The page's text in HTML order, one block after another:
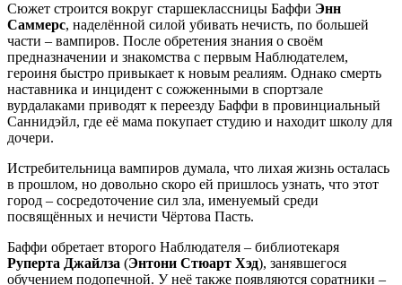
Сюжет строится вокруг старшеклассницы Баффи Энн
Саммерс, наделённой силой убивать нечисть, по большей
части – вампиров. После обретения знания о своём
предназначении и знакомства с первым Наблюдателем,
героиня быстро привыкает к новым реалиям. Однако смерть
наставника и инцидент с сожженными в спортзале
вурдалаками приводят к переезду Баффи в провинциальный
Саннидэйл, где её мама покупает студию и находит школу для
дочери.
Истребительница вампиров думала, что лихая жизнь осталась
в прошлом, но довольно скоро ей пришлось узнать, что этот
город – сосредоточение сил зла, именуемый среди
посвящённых и нечисти Чёртова Пасть.
Баффи обретает второго Наблюдателя – библиотекаря
Руперта Джайлза (Энтони Стюарт Хэд), занявшегося
обучением подопечной. У неё также появляются соратники –